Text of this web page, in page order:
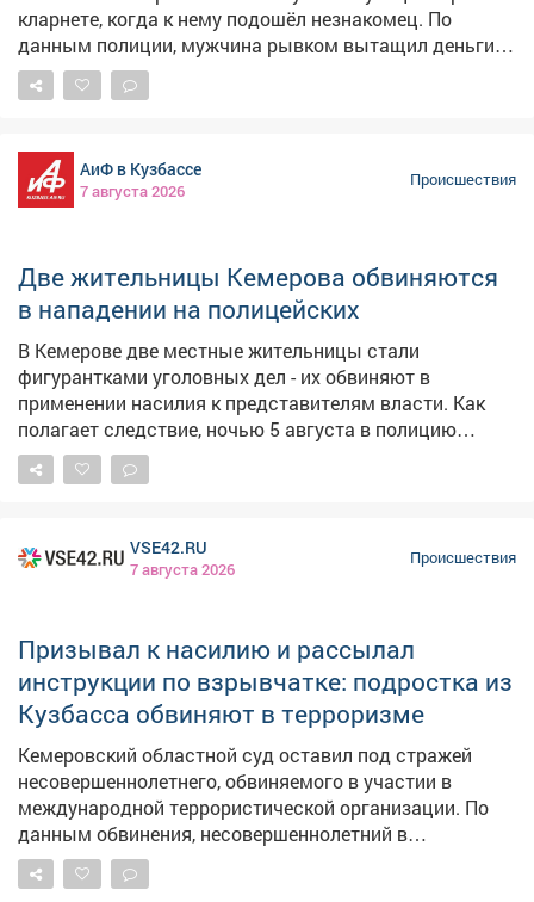
музыканта и похитил у него деньги и
кларнет.
Инцидент произошёл в августе прошлого года.
данным полиции, мужчина рывком вытащил деньги
из кармана рубашки музыканта и выхватил
оказался 38‑летний житель Мариинска. Выяснилось,
что похищенный кларнет грабитель выбросил на
крыльце подъезда одного из многоквартирных домов
в Кемерове. Полицейские нашли инструмент и вернули
его законному владельцу. Нападавшего осудили по
статье «Грабёж». Ближайшие 2 года 9 месяцев он
проведёт в исправительной колонии общего режима.
Фото: Полиция Кузбасса
АиФ в Кузбассе
7 августа 2026
Две жительницы Кемерова обвиняются
в нападении на полицейских
применении насилия к представителям власти. Как
полагает следствие, ночью 5 августа в полицию
Кемерова. На место прибыли сотрудники
патрульно‑постовой службы. Они обнаружили
женщин, которые отказались выполнять законные
требования правоохранителей и оказали им
физическое сопротивление. Сейчас женщинам
предъявлено обвинение. Суд избрал в отношении них
меру пресечения - запрет определённых действий.
Следователи продолжают работу: собирают и
VSE42.RU
7 августа 2026
Призывал к насилию и рассылал
инструкции по взрывчатке: подростка из
Кузбасса обвиняют в терроризме